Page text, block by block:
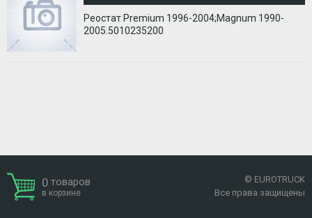
Реостат Premium 1996-2004;Magnum 1990-
2005.5010235200
0 товаров
в корзине
© EUROTRUCK
Все права защищены